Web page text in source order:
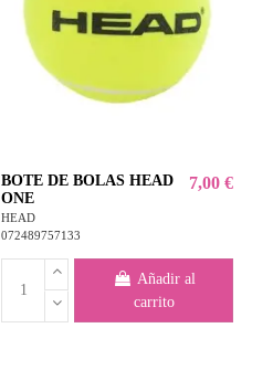
BOTE DE BOLAS HEAD
ONE
HEAD
072489757133
7,00 €
Añadir al
carrito